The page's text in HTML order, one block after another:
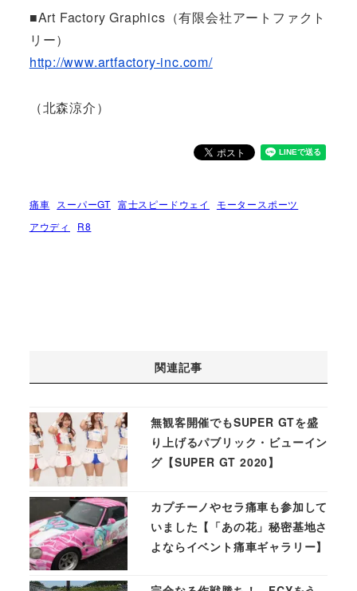
■Art Factory Graphics（有限会社アートファクト
リー）
http://www.artfactory-inc.com/
（北森涼介）
痛車 スーパーGT 富士スピードウェイ
モータースポーツ
アウディ
R8
関連記事
無観客開催でもSUPER GTを盛
り上げるパブリック・ビューイン
グ【SUPER GT 2020】
カプチーノやセラ痛車も参加して
いました【「あの花」秘密基地さ
よならイベント痛車ギャラリー】